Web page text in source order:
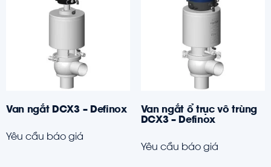
Van ngắt DCX3 – Definox
Yêu cầu báo giá
Van ngắt ổ trục vô trùng
DCX3 – Definox
Yêu cầu báo giá